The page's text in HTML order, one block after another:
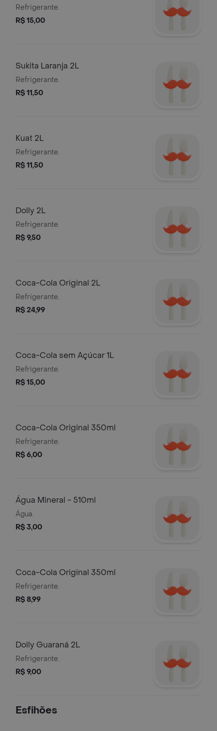
Refrigerante.
R$ 15,00
Sukita Laranja 2L
Refrigerante.
R$ 11,50
Kuat 2L
Refrigerante.
R$ 11,50
Dolly 2L
Refrigerante.
R$ 9,50
Coca-Cola Original 2L
Refrigerante.
R$ 24,99
Coca-Cola sem Açúcar 1L
Refrigerante.
R$ 15,00
Coca-Cola Original 350ml
Refrigerante.
R$ 6,00
Água Mineral - 510ml
Água.
R$ 3,00
Coca-Cola Original 350ml
Refrigerante.
R$ 8,99
Dolly Guaraná 2L
Refrigerante.
R$ 9,00
Esfihões